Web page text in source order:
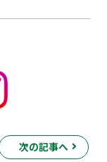
次の記事へ